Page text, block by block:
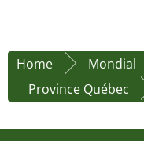
Home Mondial
Province Québec